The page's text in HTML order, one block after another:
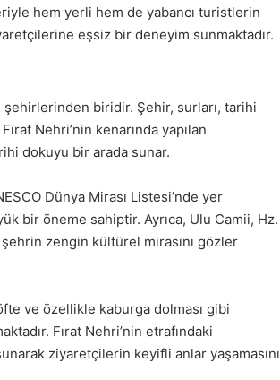
hem yerli hem de yabancı turistlerin
eşsiz bir deneyim sunmaktadır.
şehirlerinden biridir. Şehir, surları, tarihi
Nehri’nin kenarında yapılan
dokuyu bir arada sunar.
Dünya Mirası Listesi’nde yer
bir öneme sahiptir. Ayrıca, Ulu Camii, Hz.
zengin kültürel mirasını gözler
ve özellikle kaburga dolması gibi
Fırat Nehri’nin etrafındaki
ziyaretçilerin keyifli anlar yaşamasını